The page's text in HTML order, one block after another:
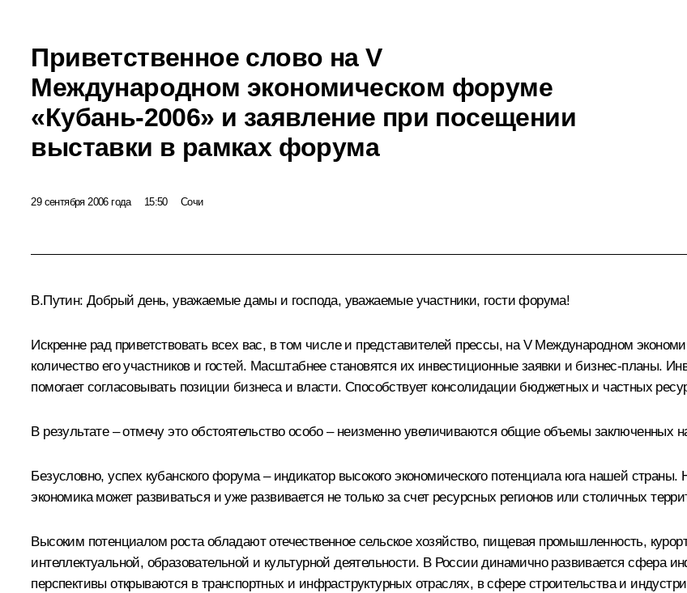
Приветственное слово на V
Международном экономическом форуме
«Кубань-2006» и заявление при посещении
выставки в рамках форума
29 сентября 2006 года 15:50 Сочи
В.Путин: Добрый день, уважаемые дамы и господа, уважаемые участники, гости форума!
Искренне рад приветствовать всех вас, в том числе и представителей прессы, на V Международном
количество его участников и гостей. Масштабнее становятся их инвестиционные заявки и бизнес-планы.
помогает согласовывать позиции бизнеса и власти. Способствует консолидации бюджетных и частных
В результате – отмечу это обстоятельство особо – неизменно увеличиваются общие объемы заключенных
Безусловно, успех кубанского форума – индикатор высокого экономического потенциала юга нашей
экономика может развиваться и уже развивается не только за счет ресурсных регионов или столичных
Высоким потенциалом роста обладают отечественное сельское хозяйство, пищевая промышленность,
интеллектуальной, образовательной и культурной деятельности. В России динамично развивается сфера
перспективы открываются в транспортных и инфраструктурных отраслях, в сфере строительства и